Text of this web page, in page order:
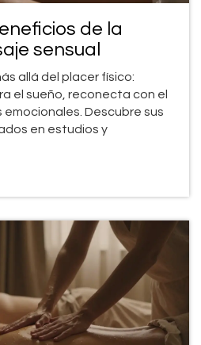
de la
sensual
allá del placer físico:
el sueño, reconecta con el
Descubre sus
en estudios y